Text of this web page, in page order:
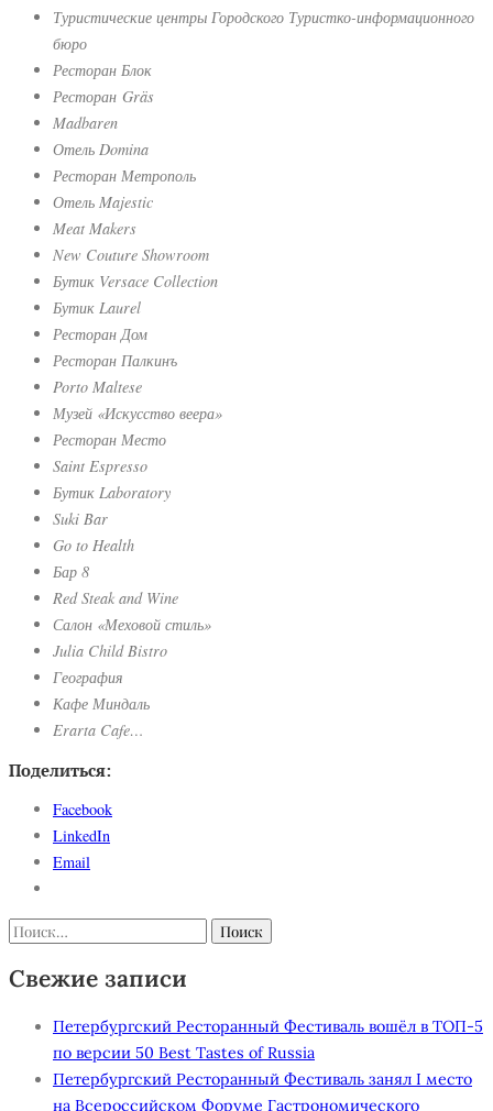
Туристические центры Городского Туристко-информационного
бюро
Ресторан Блок
Ресторан Gräs
Madbaren
Отель Domina
Ресторан Метрополь
Отель Majestic
Meat Makers
New Couture Showroom
Бутик Versace Collection
Бутик Laurel
Ресторан Дом
Ресторан Палкинъ
Porto Maltese
Музей «Искусство веера»
Ресторан Место
Saint Espresso
Бутик Laboratory
Suki Bar
Go to Health
Бар 8
Red Steak and Wine
Салон «Меховой стиль»
Julia Child Bistro
География
Кафе Миндаль
Erarta Cafe…
Поделиться:
Facebook
LinkedIn
Email
Найти:
Свежие записи
Петербургский Ресторанный Фестиваль вошёл в ТОП-5
по версии 50 Best Tastes of Russia
Петербургский Ресторанный Фестиваль занял I место
на Всероссийском Форуме Гастрономического